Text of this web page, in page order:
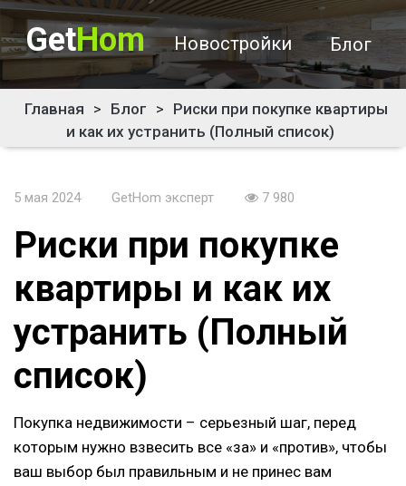
Новостройки
GetHom Блог
Главная > Блог > Риски при покупке квартиры
и как их устранить (Полный список)
5 мая 2024 GetHom эксперт 7 980
Риски при покупке
квартиры и как их
устранить (Полный
список)
Покупка недвижимости – серьезный шаг, перед
которым нужно взвесить все «за» и «против», чтобы
ваш выбор был правильным и не принес вам